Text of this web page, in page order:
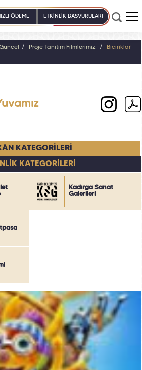
ÖDEME ETKİNLİK BAŞVURULARI
Proje Tanıtım Filmlerimiz
Bıcırıklar
KATEGORİLERİ
KATEGORİLERİ
Kadırga Sanat
Galerileri